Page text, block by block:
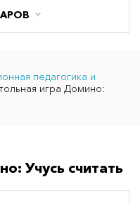
педагогика и
игра Домино:
Учусь считать